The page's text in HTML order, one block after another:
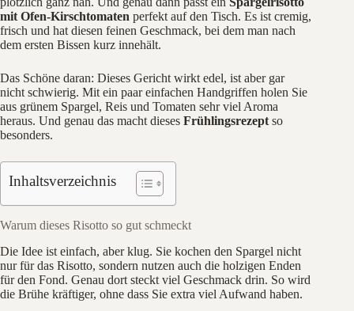
mit Ofen-Kirschtomaten perfekt auf den Tisch. Es ist cremig,
frisch und hat diesen feinen Geschmack, bei dem man nach
dem ersten Bissen kurz innehält.
Das Schöne daran: Dieses Gericht wirkt edel, ist aber gar
nicht schwierig. Mit ein paar einfachen Handgriffen holen Sie
aus grünem Spargel, Reis und Tomaten sehr viel Aroma
heraus. Und genau das macht dieses Frühlingsrezept so
besonders.
Inhaltsverzeichnis
Warum dieses Risotto so gut schmeckt
Die Idee ist einfach, aber klug. Sie kochen den Spargel nicht
nur für das Risotto, sondern nutzen auch die holzigen Enden
für den Fond. Genau dort steckt viel Geschmack drin. So wird
die Brühe kräftiger, ohne dass Sie extra viel Aufwand haben.